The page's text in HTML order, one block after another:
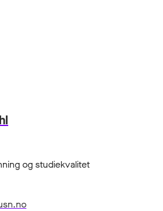
og studiekvalitet